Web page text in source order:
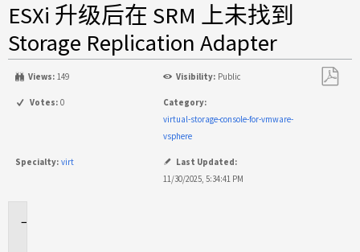
ESXi 升级后在 SRM 上未找到
Storage Replication Adapter
Views: 149 Visibility: Public
Votes: 0
Category:
virtual-storage-console-for-vmware-
vsphere
Specialty: virt
Last Updated:
11/30/2025, 5:34:41 PM